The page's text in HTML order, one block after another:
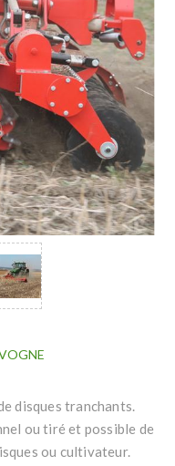
disques tranchants.
ou tiré et possible de
ou cultivateur.